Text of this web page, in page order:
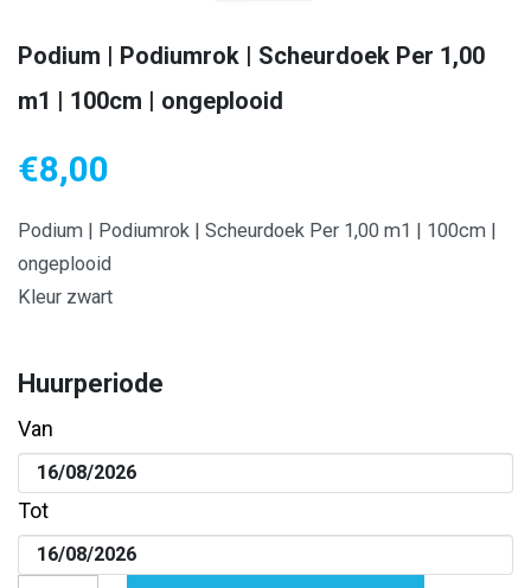
Podium | Podiumrok | Scheurdoek Per 1,00
m1 | 100cm | ongeplooid
€8,00
Podium | Podiumrok | Scheurdoek Per 1,00 m1 | 100cm |
ongeplooid
Kleur zwart
Huurperiode
Van
Tot